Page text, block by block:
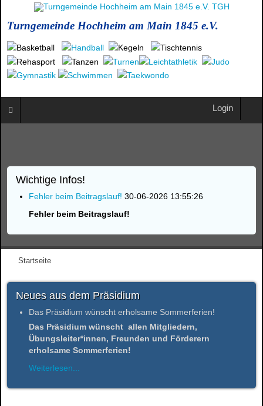
Turngemeinde Hochheim am Main 1845 e.V.
Login
Wichtige Infos!
Fehler beim Beitragslauf! 30-06-2026 13:55:26
Fehler beim Beitragslauf!
Startseite
Neues aus dem Präsidium
Das Präsidium wünscht erholsame Sommerferien!
Das Präsidium wünscht allen Mitgliedern,
Übungsleiter*innen, Freunden und Förderern
erholsame Sommerferien!
Weiterlesen...